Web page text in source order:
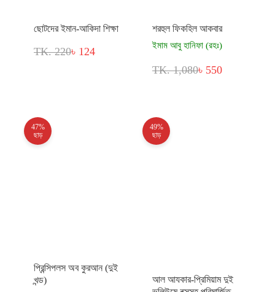
ছোটদের ইমান-আকিদা শিক্ষা
TK. 220৳ 124
শরহুল ফিকহিল আকবার
ইমাম আবু হানিফা (রহঃ)
TK. 1,080৳ 550
47%
ছাড়
প্রিন্সিপলস অব কুরআন (দুই
খন্ড)
49%
ছাড়
আল আযকার-প্রিমিয়াম দুই